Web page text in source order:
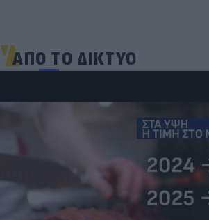
ΑΠΟ ΤΟ ΔΙΚΤΥΟ